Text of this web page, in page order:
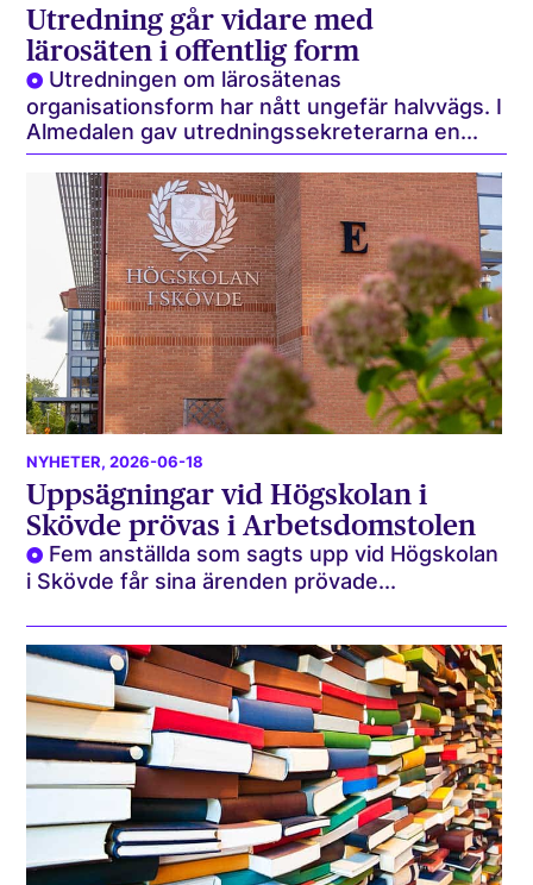
Utredning går vidare med
lärosäten i offentlig form
Utredningen om lärosätenas
organisationsform har nått ungefär halvvägs. I
Almedalen gav utredningssekreterarna en...
NYHETER, 2026-06-18
Uppsägningar vid Högskolan i
Skövde prövas i Arbetsdomstolen
Fem anställda som sagts upp vid Högskolan
i Skövde får sina ärenden prövade...